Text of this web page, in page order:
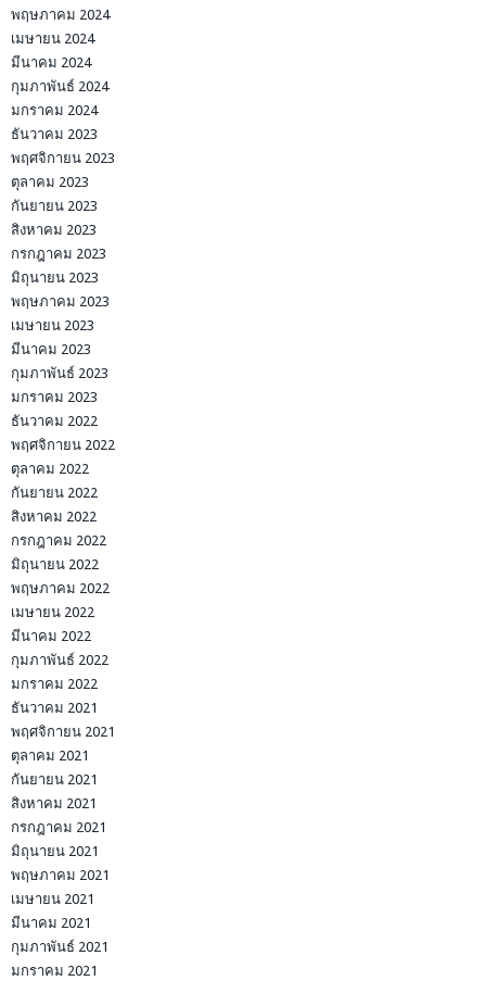
พฤษภาคม 2024
เมษายน 2024
มีนาคม 2024
กุมภาพันธ์ 2024
มกราคม 2024
ธันวาคม 2023
พฤศจิกายน 2023
ตุลาคม 2023
กันยายน 2023
สิงหาคม 2023
กรกฎาคม 2023
มิถุนายน 2023
พฤษภาคม 2023
เมษายน 2023
มีนาคม 2023
กุมภาพันธ์ 2023
มกราคม 2023
ธันวาคม 2022
พฤศจิกายน 2022
ตุลาคม 2022
กันยายน 2022
สิงหาคม 2022
กรกฎาคม 2022
มิถุนายน 2022
พฤษภาคม 2022
เมษายน 2022
มีนาคม 2022
กุมภาพันธ์ 2022
มกราคม 2022
ธันวาคม 2021
พฤศจิกายน 2021
ตุลาคม 2021
กันยายน 2021
สิงหาคม 2021
กรกฎาคม 2021
มิถุนายน 2021
พฤษภาคม 2021
เมษายน 2021
มีนาคม 2021
กุมภาพันธ์ 2021
มกราคม 2021